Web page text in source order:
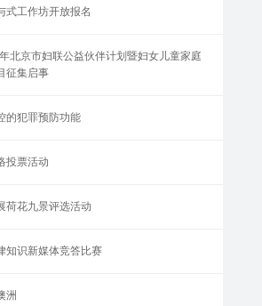
式工作坊开放报名
北京市妇联公益伙伴计划暨妇女儿童家庭
征集启事
的犯罪预防功能
投票活动
荷花九景评选活动
知识新媒体竞答比赛
洲